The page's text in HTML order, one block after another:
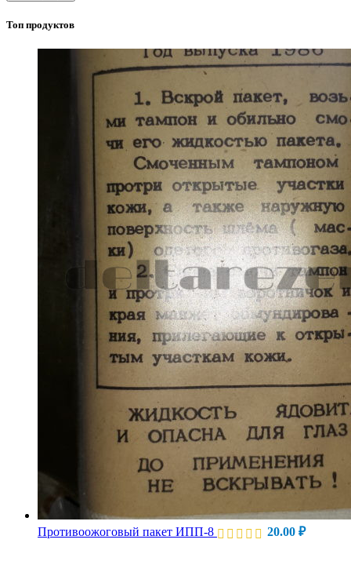
Топ продуктов
Противоожоговый пакет ИПП-8 20.00 ₽